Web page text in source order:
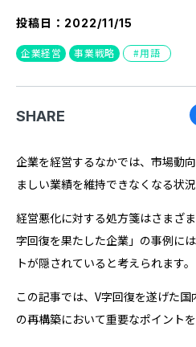
『SUNGROVE』について
利用規約
特定商取引法に基づく表記
プライバシーポリシー
運営会社
投稿日： 2022/11/15
企業経営 事業戦略 用語
SHARE
企業を経営するなかでは、市場動
ましい業績を維持できなくなる状況
経営悪化に対する処方箋はさまざ
字回復を果たした企業」の事例に
トが隠されていると考えられます。
この記事では、V字回復を遂げた
の再構築において重要なポイント